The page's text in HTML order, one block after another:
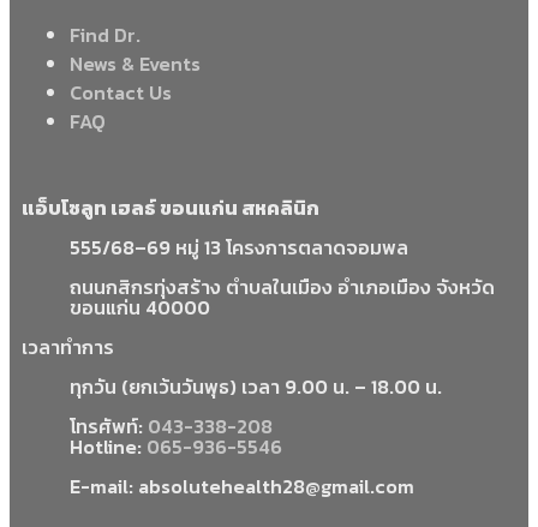
Find Dr.
News & Events
Contact Us
FAQ
แอ็บโซลูท เฮลธ์ ขอนแก่น สหคลินิก
555/68–69 หมู่ 13 โครงการตลาดจอมพล
ถนนกสิกรทุ่งสร้าง ตำบลในเมือง อำเภอเมือง จังหวัด
ขอนแก่น 40000
เวลาทำการ
ทุกวัน (ยกเว้นวันพุธ) เวลา 9.00 น. – 18.00 น.
โทรศัพท์: 043-338-208
Hotline: 065-936-5546
E-mail: absolutehealth28@gmail.com